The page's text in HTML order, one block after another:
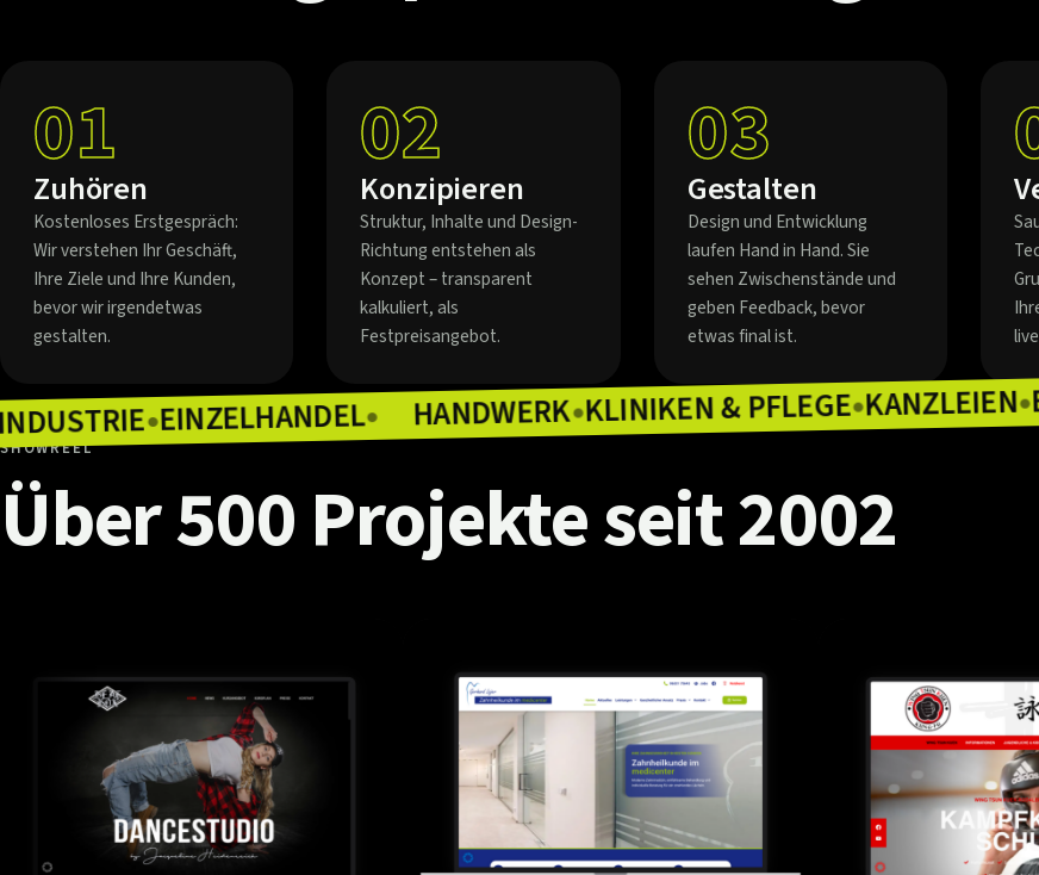
01
Zuhören
Kostenloses Erstgespräch:
Wir verstehen Ihr Geschäft,
Ihre Ziele und Ihre Kunden,
bevor wir irgendetwas
gestalten.
02
Konzipieren
Struktur, Inhalte und Design-
Richtung entstehen als
Konzept – transparent
kalkuliert, als
Festpreisangebot.
03
Gestalten
Design und Entwicklung
laufen Hand in Hand. Sie
sehen Zwischenstände und
geben Feedback, bevor
etwas final ist.
●INDUSTRIE●EINZELHANDEL● HANDWERK●KLINIKEN & PFLEGE●
SHOWREEL
Über500Projekteseit2002